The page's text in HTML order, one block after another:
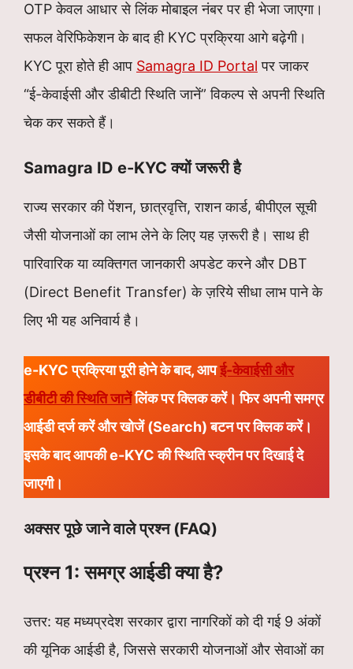
OTP केवल आधार से लिंक मोबाइल नंबर पर ही भेजा जाएगा।
सफल वेरिफिकेशन के बाद ही KYC प्रक्रिया आगे बढ़ेगी।
KYC पूरा होते ही आप Samagra ID Portal पर जाकर
“ई-केवाईसी और डीबीटी स्थिति जानें” विकल्प से अपनी स्थिति
चेक कर सकते हैं।
Samagra ID e-KYC क्यों जरूरी है
राज्य सरकार की पेंशन, छात्रवृत्ति, राशन कार्ड, बीपीएल सूची
जैसी योजनाओं का लाभ लेने के लिए यह ज़रूरी है। साथ ही
पारिवारिक या व्यक्तिगत जानकारी अपडेट करने और DBT
(Direct Benefit Transfer) के ज़रिये सीधा लाभ पाने के
लिए भी यह अनिवार्य है।
e-KYC प्रक्रिया पूरी होने के बाद, आपई-केवाईसी और
डीबीटी की स्थिति जानेंलिंक पर क्लिक करें। फिर अपनीसमग्र
आईडीदर्ज करें औरखोजें (Search)बटन पर क्लिक करें।
इसके बाद आपकीe-KYC की स्थितिस्क्रीन पर दिखाई दे
जाएगी।
अक्सर पूछे जाने वाले प्रश्न (FAQ)
प्रश्न 1: समग्र आईडी क्या है?
उत्तर: यह मध्यप्रदेश सरकार द्वारा नागरिकों को दी गई 9 अंकों
की यूनिक आईडी है, जिससे सरकारी योजनाओं और सेवाओं का